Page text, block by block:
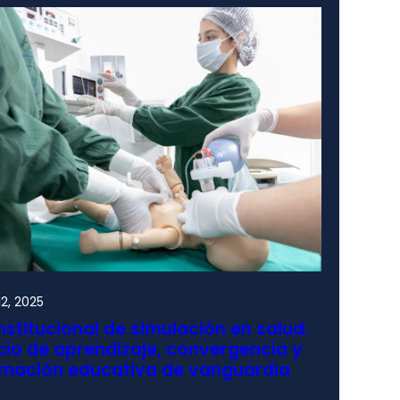
2025
de simulación en salud:
de aprendizaje, convergencia y
educativa de vanguardia